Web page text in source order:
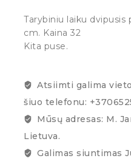
Tarybiniu laiku dvipusis
cm. Kaina 32
Kita puse.
Atsiimti galima
šiuo telefonu:
Mūsų adresas: M.
Lietuva.
Galimas siuntimas